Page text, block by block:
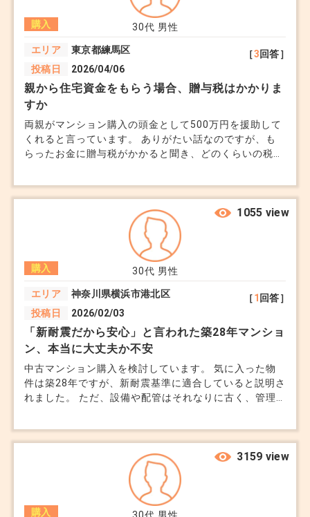
った担当者の方に、 案内してもらいたかったなぁ…。
(不動産業界、改めて怖いと思いました) さてさて、前置
きが長くなりました。 私が聞きたいのはここからで
す。 既に一番手の方がいるとのことですが、 その価格
よりも10万円高く指値を入れるのでと言ったら承諾。
(それもそれでどうなの？) ただし、買い付けを入れてか
ら、数日以内に手付金(物件価格の5%)を用意して。と。
(契約、重要事項説明が先じゃ…？) 無理ならまず、100
万円、残りは1週間以内に。 もはや、なんかの取り立て
ですか…苦笑 そして、 築が6年ほどですが、 インスペク
ションをしたいと言ったら、拒否されました。 (ま、買
い付けのすぐ後に手付金を入れる時点で、インスペクシ
きり言われたのは、 インスペクションをしたいのであ
れば、 インスペクションを求めない人に売ります。
続させますよ。 ・引き渡し後3ヶ月以内に、インスペク
ションを行い、問題があった場合は、直します。 だか
ら 購入前にはしないでね。 というか、 むしろ、 「「「
するな。 」」」と。 さらに深掘りすると、 インスペク
ションの拒否理由は、 売主も知らない瑕疵が見つかっ
た時に、 今回のお客さんが離れてしまい、次のお客さ
んには、瑕疵を説明しなければならない。 そしたら、
もっと売れなくなるでしょ？ と。 これ、理屈通ってま
すか？笑 物件は都内で駅近で、それなりの好スペッ
ク。 周辺の新築価格や中古の価格を考えても、妥当な
いただけたら幸いです。 よろしくお願いします。
30代 男性
購入
エリア
東京都練馬区
投稿日
2026/04/06
［3回答］
親から住宅資金をもらう場合、贈与税はかかりま
すか
両親がマンション購入の頭金として500万円を援助して
くれると言っています。 ありがたい話なのですが、も
らったお金に贈与税がかかると聞き、どのくらいの税額
る制度がある」とも聞いたのですが、誰でも使えるので
しょうか。 条件や申告の必要性など、基本的なところ
30代 男性
購入
エリア
神奈川県横浜市港北区
投稿日
2026/02/03
［1 回答］
1055 view
「新耐震だから安心」と言われた築28年マンショ
ン、本当に大丈夫か不安
中古マンション購入を検討しています。 気に入った物
件は築28年ですが、新耐震基準に適合していると説明さ
れました。 ただ、設備や配管はそれなりに古く、管理
より、住み続けた後の修繕や将来価値のほうが心配で
す。 築年数が30年前後のマンションを選ぶ場合、特に
注意したいポイントなどあれば教えてください。
30代 男性
購入
3159 view